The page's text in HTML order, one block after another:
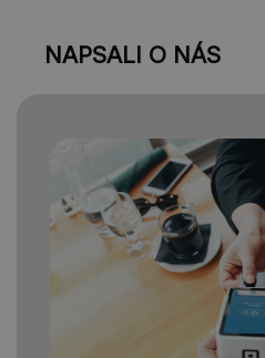
NAPSALI O NÁS